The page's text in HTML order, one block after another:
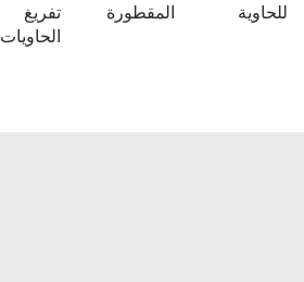
للحاوية
المقطورة
تفريغ
الحاويات